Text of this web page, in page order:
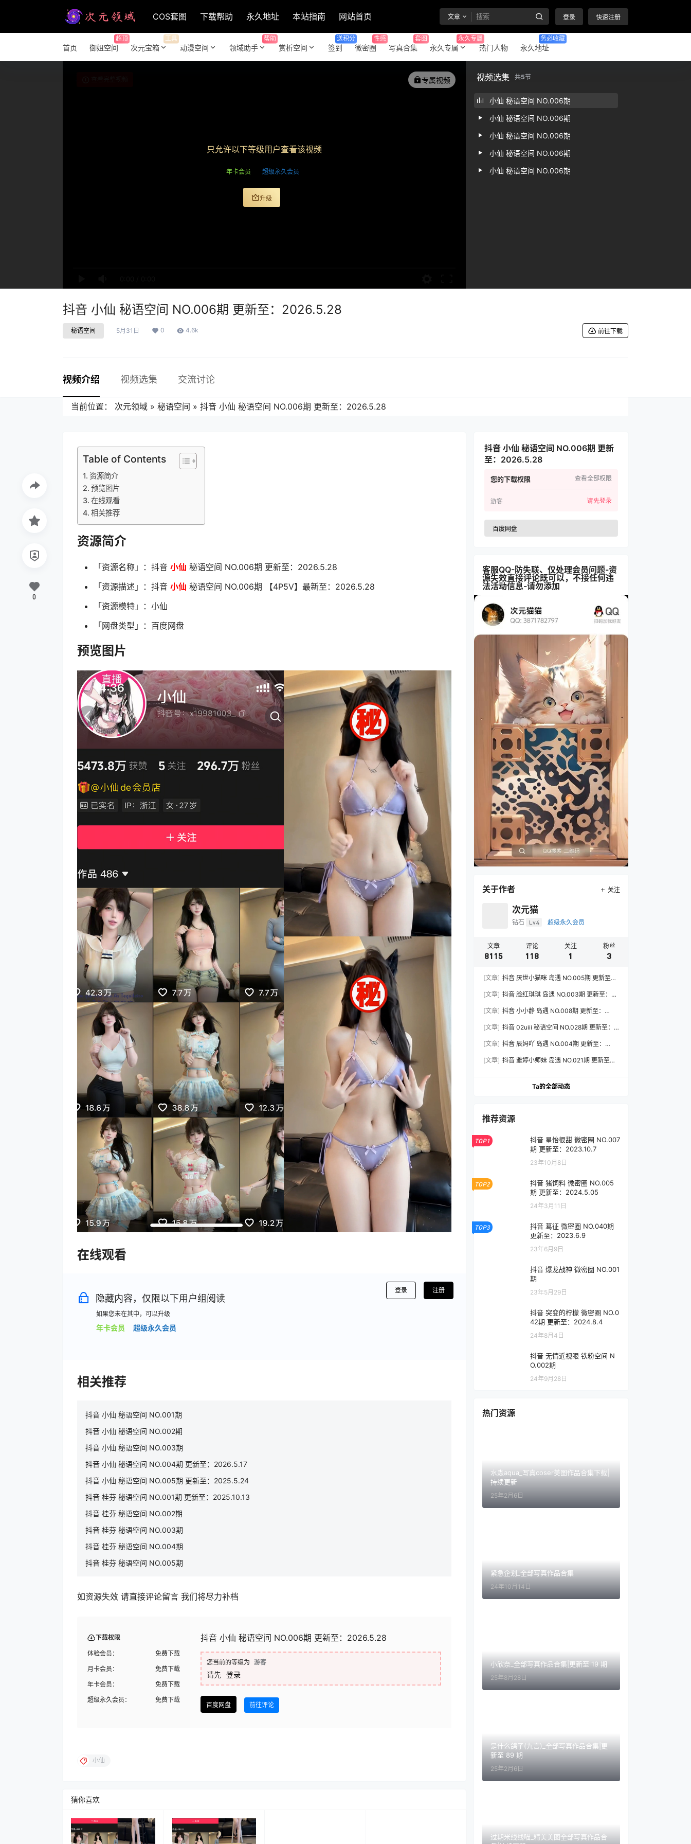
COS套图 下载帮助 永久地址 本站指南 网站首页 文章 登录 快速注册
首页 御姐空间
超顶
次元宝箱
工具
动漫空间 领域助手
帮助
赏析空间 签到
送积分
微密圈
性感
写真合集
套图
永久专属
永久专属
热门人物 永久地址
务必收藏
专属视频
只允许以下等级用户查看该视频
年卡会员 超级永久会员
升级
视频选集 共5节
小仙 秘语空间 NO.006期
小仙 秘语空间 NO.006期
小仙 秘语空间 NO.006期
小仙 秘语空间 NO.006期
小仙 秘语空间 NO.006期
抖音 小仙 秘语空间 NO.006期 更新至：2026.5.28
秘语空间 5月31日 0 4.6k 前往下载
视频介绍 视频选集 交流讨论
当前位置： 次元领域 » 秘语空间 » 抖音 小仙 秘语空间 NO.006期 更新至：2026.5.28
Table of Contents
资源简介
预览图片
在线观看
相关推荐
资源简介
「资源名称」：抖音 小仙 秘语空间 NO.006期 更新至：2026.5.28
「资源描述」：抖音 小仙 秘语空间 NO.006期 【4P5V】最新至：2026.5.28
「资源模特」：小仙
「网盘类型」：百度网盘
预览图片
在线观看
隐藏内容，仅限以下用户组阅读
如果您未在其中，可以升级
年卡会员 超级永久会员
登录 注册
相关推荐
抖音 小仙 秘语空间 NO.001期
抖音 小仙 秘语空间 NO.002期
抖音 小仙 秘语空间 NO.003期
抖音 小仙 秘语空间 NO.004期 更新至：2026.5.17
抖音 小仙 秘语空间 NO.005期 更新至：2025.5.24
抖音 桂芬 秘语空间 NO.001期 更新至：2025.10.13
抖音 桂芬 秘语空间 NO.002期
抖音 桂芬 秘语空间 NO.003期
抖音 桂芬 秘语空间 NO.004期
抖音 桂芬 秘语空间 NO.005期
如资源失效 请直接评论留言 我们将尽力补档
下载权限
体验会员：
免费下载
月卡会员：
免费下载
年卡会员：
免费下载
超级永久会员：
免费下载
抖音 小仙 秘语空间 NO.006期 更新至：2026.5.28
您当前的等级为 游客
请先 登录
百度网盘 前往评论
0
小仙
猜你喜欢
抖音 小仙 秘语空间 NO.006期 更新
至：2026.5.28
您的下载权限 查看全部权限
游客 请先登录
百度网盘
客服QQ-防失联、仅处理会员问题-资
源失效直接评论既可以，不接任何违
法活动信息-请勿添加
关于作者 关注
次元猫
钻石 Lv4 超级永久会员
文章
8115
评论
118
关注
1
粉丝
3
[文章] 抖音 厌世小猫咪 岛遇 NO.005期 更新至：
[文章] 抖音 脸红琪琪 岛遇 NO.003期 更新至：
[文章] 抖音 小小静 岛遇 NO.008期 更新至：
[文章] 抖音 02uiii 秘语空间 NO.028期 更新至：
[文章] 抖音 辰妈吖 岛遇 NO.004期 更新至：
[文章] 抖音 雅婷小师妹 岛遇 NO.021期 更新至：
Ta的全部动态
推荐资源
TOP1
抖音 星怡很甜 微密圈 NO.007
期 更新至：2023.10.7
23年10月8日
TOP2
抖音 猪饲料 微密圈 NO.005
期 更新至：2024.5.05
24年3月11日
TOP3
抖音 葛征 微密圈 NO.040期
更新至：2023.6.9
23年6月9日
抖音 爆龙战神 微密圈 NO.001
期
23年5月29日
抖音 突变的柠檬 微密圈 NO.0
42期 更新至：2024.8.4
24年8月4日
抖音 无情近视眼 铁粉空间 N
O.002期
24年9月28日
热门资源
水淼aqua_写真coser美图作品合集下载|
持续更新
25年2月6日
紧急企划_全部写真作品合集
24年10月14日
小欣奈_全部写真作品合集|更新至 19 期
25年8月28日
是什么鸽子(九言)_全部写真作品合集|更
新至 89 期
25年2月6日
过期米线线喵_精美美图全部写真作品合